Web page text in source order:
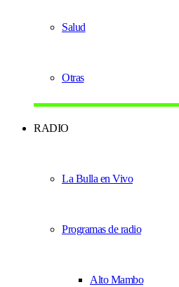
Salud
Otras
RADIO
La Bulla en Vivo
Programas de radio
Alto Mambo